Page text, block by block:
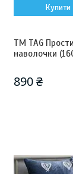
Купити
ТМ TAG
наволочки
890 ₴